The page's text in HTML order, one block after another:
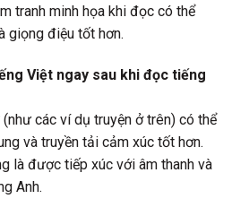
tranh minh họa khi đọc có thể
giọng điệu tốt hơn.
Việt ngay sau khi đọc tiếng
các ví dụ truyện ở trên) có thể
và truyền tải cảm xúc tốt hơn.
là được tiếp xúc với âm thanh và
Anh.